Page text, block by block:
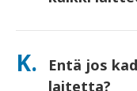
Kyllä—yhdistä jopa 10
sisällytämme mukaan
käyttöä varten.
K.
Entä jos
laitetta?